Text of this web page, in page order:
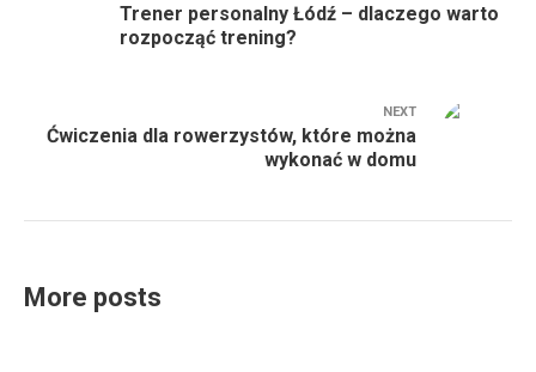
Trener personalny Łódź – dlaczego warto
rozpocząć trening?
NEXT
Ćwiczenia dla rowerzystów, które można
wykonać w domu
More posts